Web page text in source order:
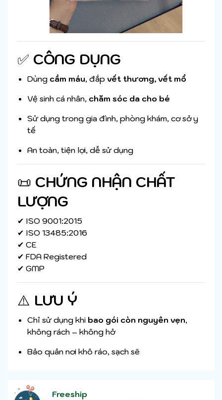
✅ CÔNG DỤNG
Dùng cầm máu, đắp vết thương, vết mổ
Vệ sinh cá nhân, chăm sóc da cho bé
Sử dụng trong gia đình, phòng khám, cơ sở y
tế
An toàn, tiện lợi, dễ sử dụng
📜 CHỨNG NHẬN CHẤT
LƯỢNG
✔ ISO 9001:2015
✔ ISO 13485:2016
✔ CE
✔ FDA Registered
✔ GMP
⚠️ LƯU Ý
Chỉ sử dụng khi bao gói còn nguyên vẹn,
không rách – không hở
Bảo quản nơi khô ráo, sạch sẽ
Freeship